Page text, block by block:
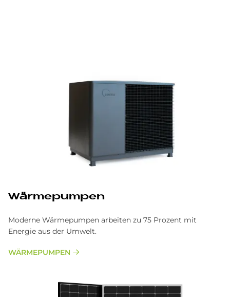
Wärmepumpen
Moderne Wärmepumpen arbeiten zu 75 Prozent mit
Energie aus der Umwelt.
WÄRMEPUMPEN